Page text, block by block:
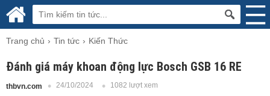
Trang chủ Tin tức Kiến Thức
Đánh giá máy khoan động lực Bosch GSB 16 RE
thbvn.com 24/10/2024 1082 lượt xem